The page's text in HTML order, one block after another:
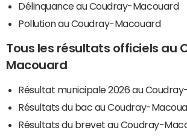
Délinquance au Coudray-Macouard
Pollution au Coudray-Macouard
Tous les résultats officiels au
Macouard
Résultat municipale 2026 au
Résultats du bac au Coudray-
Résultats du brevet au Coudray-